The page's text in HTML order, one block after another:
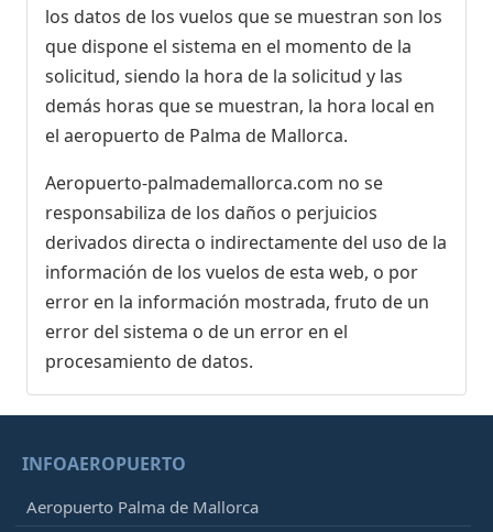
los datos de los vuelos que se muestran son los
que dispone el sistema en el momento de la
solicitud, siendo la hora de la solicitud y las
demás horas que se muestran, la hora local en
el aeropuerto de Palma de Mallorca.
Aeropuerto-palmademallorca.com no se
responsabiliza de los daños o perjuicios
derivados directa o indirectamente del uso de la
información de los vuelos de esta web, o por
error en la información mostrada, fruto de un
error del sistema o de un error en el
procesamiento de datos.
INFOAEROPUERTO
Aeropuerto Palma de Mallorca